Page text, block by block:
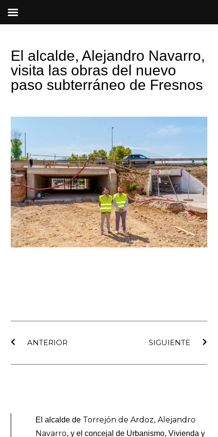
El alcalde, Alejandro Navarro,
visita las obras del nuevo
paso subterráneo de Fresnos
ANTERIOR
SIGUIENTE
El alcalde de Torrejón de Ardoz,Alejandro
Navarro, y el concejal de Urbanismo, Vivienda y